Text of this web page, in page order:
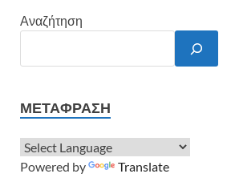
Αναζήτηση
ΜΕΤΆΦΡΑΣΗ
Powered by Translate